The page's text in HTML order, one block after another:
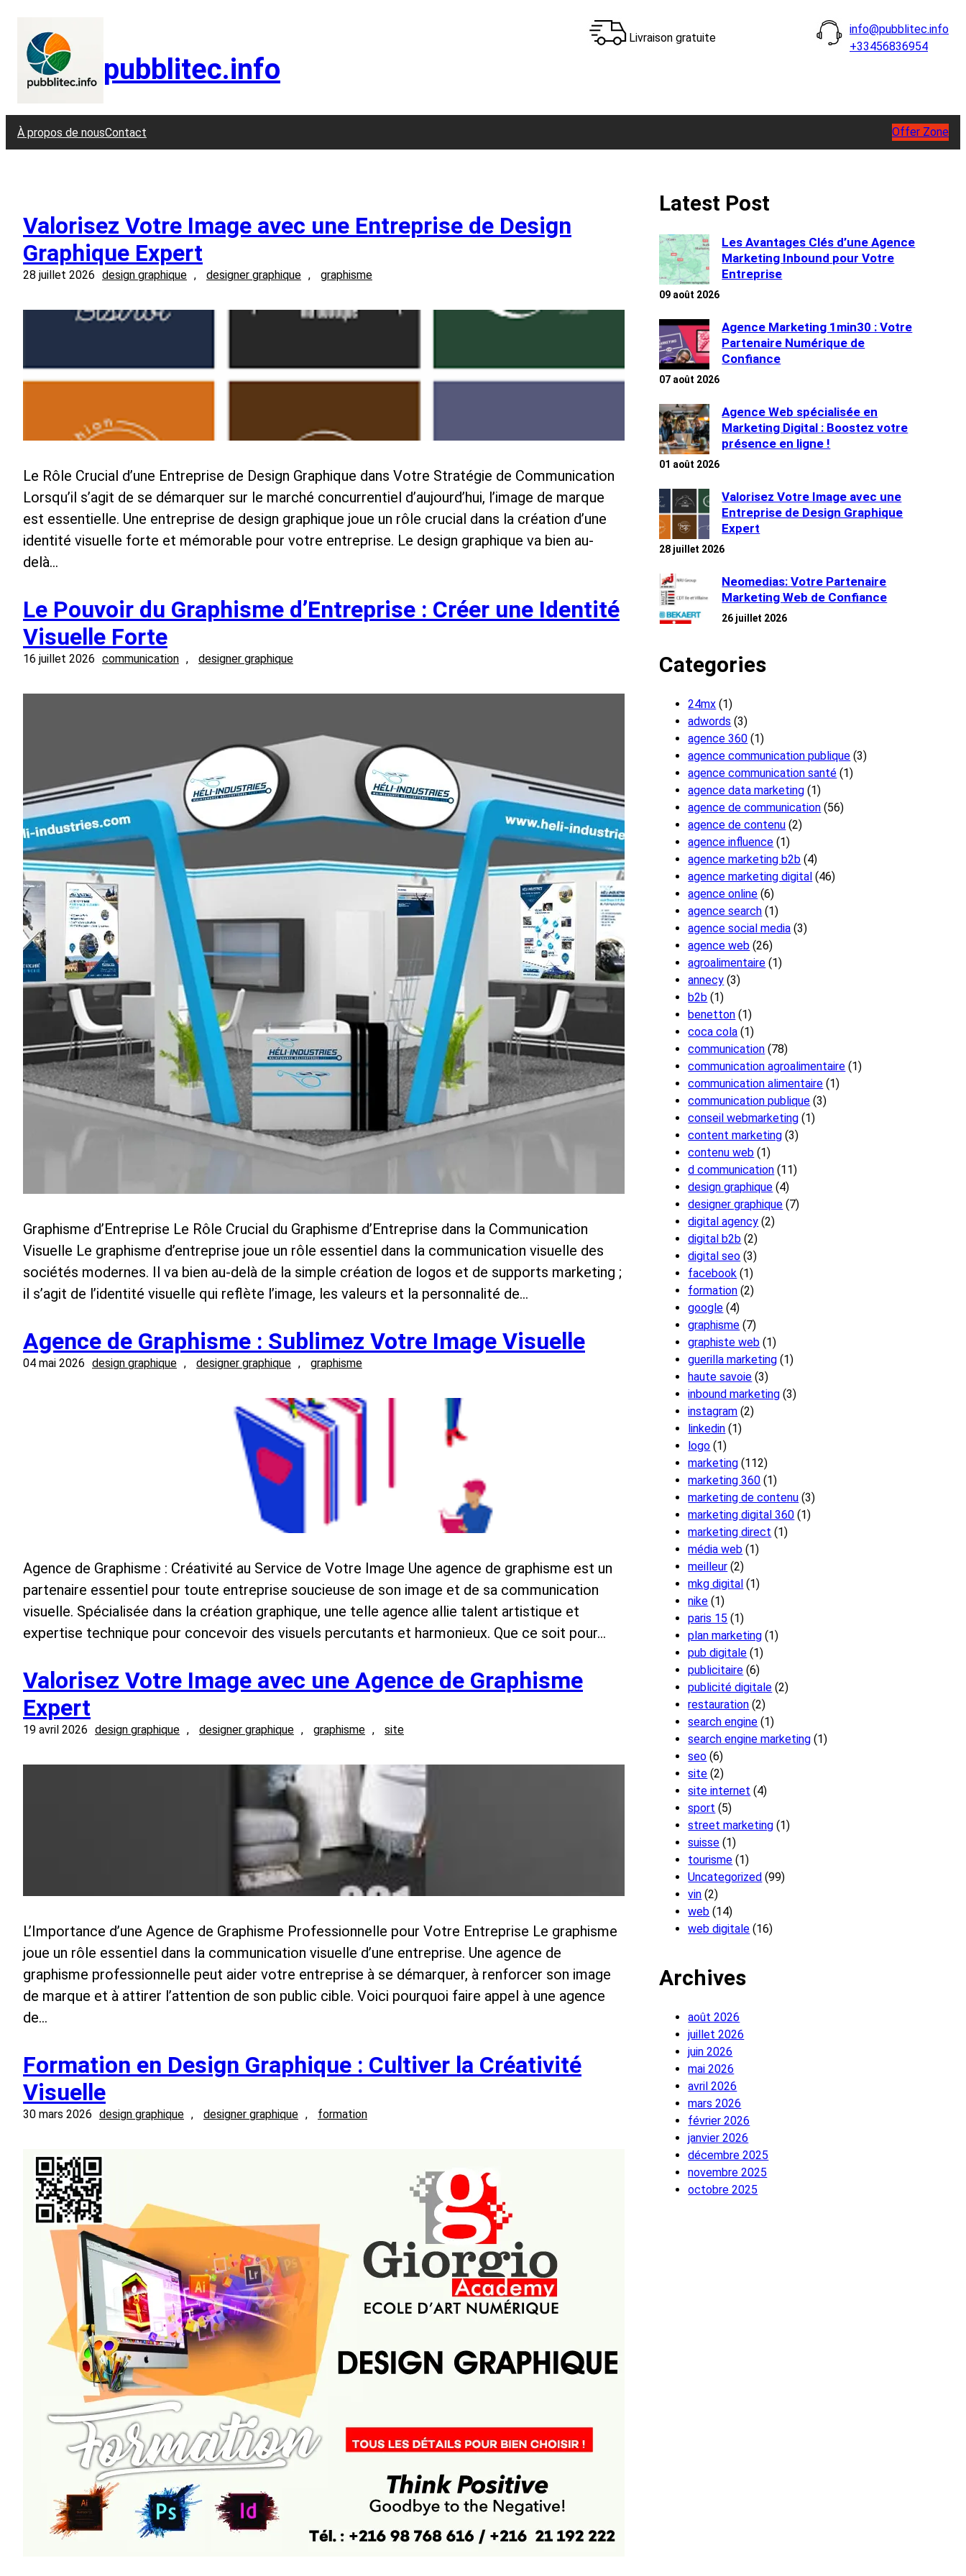
contenu
pubblitec.info
Livraison gratuite
info@pubblitec.info
+33456836954
À propos de nousContact Offer Zone
Valorisez Votre Image avec une Entreprise de Design
Graphique Expert
28 juillet 2026 design graphique , designer graphique , graphisme
Le Rôle Crucial d’une Entreprise de Design Graphique dans Votre Stratégie de Communication
Lorsqu’il s’agit de se démarquer sur le marché concurrentiel d’aujourd’hui, l’image de marque
est essentielle. Une entreprise de design graphique joue un rôle crucial dans la création d’une
identité visuelle forte et mémorable pour votre entreprise. Le design graphique va bien au-
delà…
Le Pouvoir du Graphisme d’Entreprise : Créer une Identité
Visuelle Forte
16 juillet 2026 communication , designer graphique
Graphisme d’Entreprise Le Rôle Crucial du Graphisme d’Entreprise dans la Communication
Visuelle Le graphisme d’entreprise joue un rôle essentiel dans la communication visuelle des
sociétés modernes. Il va bien au-delà de la simple création de logos et de supports marketing ;
il s’agit de l’identité visuelle qui reflète l’image, les valeurs et la personnalité de…
Agence de Graphisme : Sublimez Votre Image Visuelle
04 mai 2026 design graphique , designer graphique , graphisme
Agence de Graphisme : Créativité au Service de Votre Image Une agence de graphisme est un
partenaire essentiel pour toute entreprise soucieuse de son image et de sa communication
visuelle. Spécialisée dans la création graphique, une telle agence allie talent artistique et
expertise technique pour concevoir des visuels percutants et harmonieux. Que ce soit pour…
Valorisez Votre Image avec une Agence de Graphisme
Expert
19 avril 2026 design graphique , designer graphique , graphisme , site
L’Importance d’une Agence de Graphisme Professionnelle pour Votre Entreprise Le graphisme
joue un rôle essentiel dans la communication visuelle d’une entreprise. Une agence de
graphisme professionnelle peut aider votre entreprise à se démarquer, à renforcer son image
de marque et à attirer l’attention de son public cible. Voici pourquoi faire appel à une agence
de…
Formation en Design Graphique : Cultiver la Créativité
Visuelle
30 mars 2026 design graphique , designer graphique , formation
Latest Post
Les Avantages Clés d’une Agence
Marketing Inbound pour Votre
Entreprise
09 août 2026
Agence Marketing 1min30 : Votre
Partenaire Numérique de
Confiance
07 août 2026
Agence Web spécialisée en
Marketing Digital : Boostez votre
présence en ligne !
01 août 2026
Valorisez Votre Image avec une
Entreprise de Design Graphique
Expert
28 juillet 2026
Neomedias: Votre Partenaire
Marketing Web de Confiance
26 juillet 2026
Categories
24mx (1)
adwords (3)
agence 360 (1)
agence communication publique (3)
agence communication santé (1)
agence data marketing (1)
agence de communication (56)
agence de contenu (2)
agence influence (1)
agence marketing b2b (4)
agence marketing digital (46)
agence online (6)
agence search (1)
agence social media (3)
agence web (26)
agroalimentaire (1)
annecy (3)
b2b (1)
benetton (1)
coca cola (1)
communication (78)
communication agroalimentaire (1)
communication alimentaire (1)
communication publique (3)
conseil webmarketing (1)
content marketing (3)
contenu web (1)
d communication (11)
design graphique (4)
designer graphique (7)
digital agency (2)
digital b2b (2)
digital seo (3)
facebook (1)
formation (2)
google (4)
graphisme (7)
graphiste web (1)
guerilla marketing (1)
haute savoie (3)
inbound marketing (3)
instagram (2)
linkedin (1)
logo (1)
marketing (112)
marketing 360 (1)
marketing de contenu (3)
marketing digital 360 (1)
marketing direct (1)
média web (1)
meilleur (2)
mkg digital (1)
nike (1)
paris 15 (1)
plan marketing (1)
pub digitale (1)
publicitaire (6)
publicité digitale (2)
restauration (2)
search engine (1)
search engine marketing (1)
seo (6)
site (2)
site internet (4)
sport (5)
street marketing (1)
suisse (1)
tourisme (1)
Uncategorized (99)
vin (2)
web (14)
web digitale (16)
Archives
août 2026
juillet 2026
juin 2026
mai 2026
avril 2026
mars 2026
février 2026
janvier 2026
décembre 2025
novembre 2025
octobre 2025